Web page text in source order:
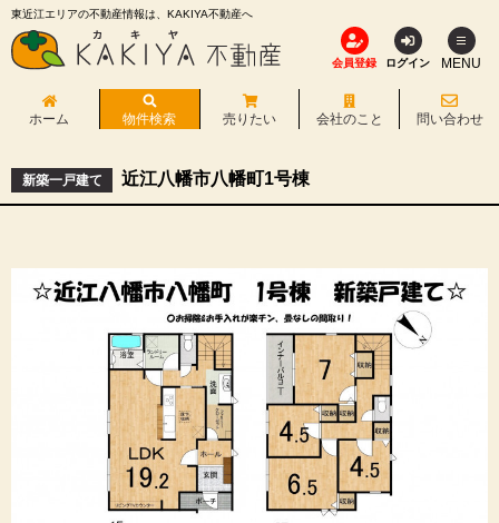
東近江エリアの不動産情報は、KAKIYA不動産へ
会員登録 ログイン MENU
ホーム 物件検索 売りたい 会社のこと 問い合わせ
新築一戸建て 近江八幡市八幡町1号棟